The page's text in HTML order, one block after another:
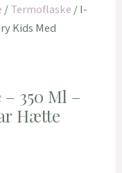
/Termoflaske/ I-
Kids Med
350 Ml –
Hætte